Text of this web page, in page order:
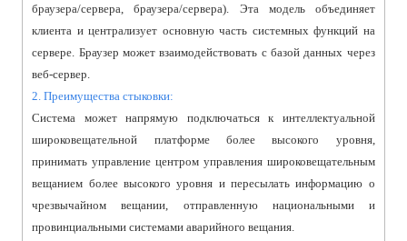
браузера/сервера, браузера/сервера). Эта модель объединяет
клиента и централизует основную часть системных функций на
сервере. Браузер может взаимодействовать с базой данных через
веб-сервер.
2. Преимущества стыковки:
Система может напрямую подключаться к интеллектуальной
широковещательной платформе более высокого уровня,
принимать управление центром управления широковещательным
вещанием более высокого уровня и пересылать информацию о
чрезвычайном вещании, отправленную национальными и
провинциальными системами аварийного вещания.